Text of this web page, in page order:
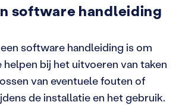
software handleiding
software handleiding is om
bij het uitvoeren van taken
van eventuele fouten of
de installatie en het gebruik.